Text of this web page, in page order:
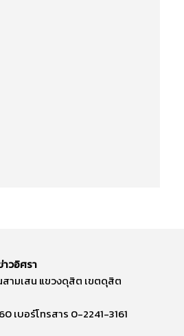
วอิศรา
สามเสน แขวงดุสิต เขตดุสิต
เบอร์โทรสาร 0-2241-3161